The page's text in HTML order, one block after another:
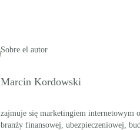
Sobre el autor
Marcin Kordowski
zajmuje się marketingiem internetowym
branży finansowej, ubezpieczeniowej,